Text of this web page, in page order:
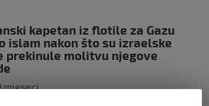
kapetan iz flotile za Gazu
islam nakon što su izraelske
prekinule molitvu njegove
mjeseci